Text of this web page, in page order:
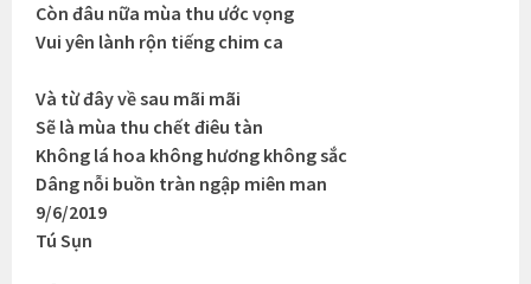
Còn đâu nữa mùa thu ước vọng
Vui yên lành rộn tiếng chim ca
Và từ đây về sau mãi mãi
Sẽ là mùa thu chết điêu tàn
Không lá hoa không hương không sắc
Dâng nỗi buồn tràn ngập miên man
9/6/2019
Tú Sụn